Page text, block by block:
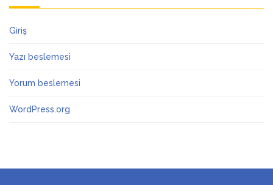
Giriş
Yazı beslemesi
Yorum beslemesi
WordPress.org